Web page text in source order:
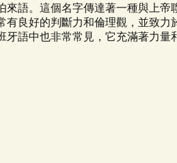
語。這個名字傳達著一種與上帝
良好的判斷力和倫理觀，並致力
語中也非常常見，它充滿著力量